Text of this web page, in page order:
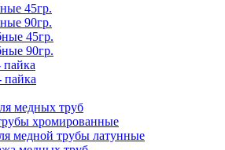
45гр.
90гр.
45гр.
90гр.
пайка
пайка
медных труб
хромированные
медной трубы латунные